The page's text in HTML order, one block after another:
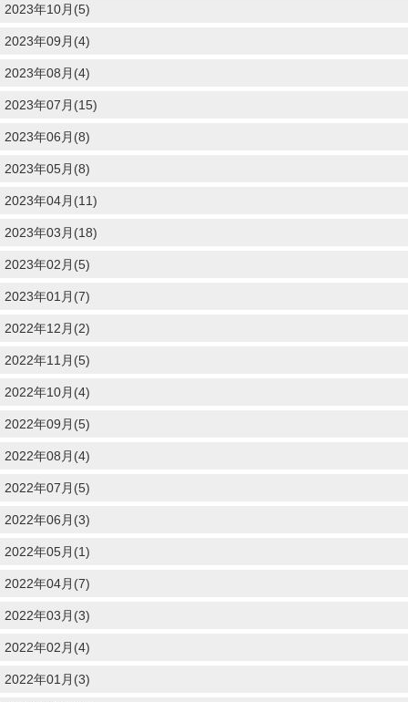
2023年10月(5)
2023年09月(4)
2023年08月(4)
2023年07月(15)
2023年06月(8)
2023年05月(8)
2023年04月(11)
2023年03月(18)
2023年02月(5)
2023年01月(7)
2022年12月(2)
2022年11月(5)
2022年10月(4)
2022年09月(5)
2022年08月(4)
2022年07月(5)
2022年06月(3)
2022年05月(1)
2022年04月(7)
2022年03月(3)
2022年02月(4)
2022年01月(3)